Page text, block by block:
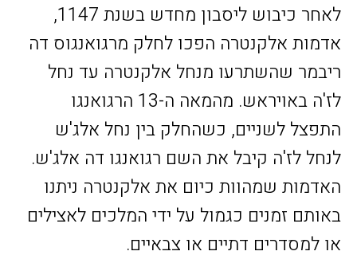
לאחר כיבוש ליסבון מחדש בשנת 1147,
אדמות אלקנטרה הפכו לחלק מרגואנגוס דה
ריבמר שהשתרעו מנחל אלקנטרה עד נחל
לז'ה באויראש. מהמאה ה-13 הרגואנגו
התפצל לשניים, כשהחלק בין נחל אלג'ש
לנחל לז'ה קיבל את השם רגואנגו דה אלג'ש.
האדמות שמהוות כיום את אלקנטרה ניתנו
באותם זמנים כגמול על ידי המלכים לאצילים
או למסדרים דתיים או צבאיים.